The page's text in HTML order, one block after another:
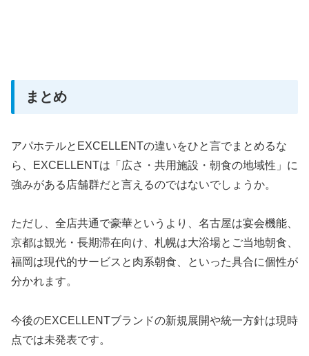
まとめ
アパホテルとEXCELLENTの違いをひと言でまとめるな
ら、EXCELLENTは「広さ・共用施設・朝食の地域性」に
強みがある店舗群だと言えるのではないでしょうか。
ただし、全店共通で豪華というより、名古屋は宴会機能、
京都は観光・長期滞在向け、札幌は大浴場とご当地朝食、
福岡は現代的サービスと肉系朝食、といった具合に個性が
分かれます。
今後のEXCELLENTブランドの新規展開や統一方針は現時
点では未発表です。